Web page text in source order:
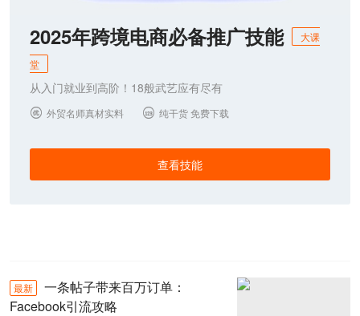
2025年跨境电商必备推广技能
大课
堂
从入门就业到高阶！18般武艺应有尽有
 外贸名师真材实料  纯干货 免费下载
查看技能
最新
一条帖子带来百万订单：
Facebook引流攻略